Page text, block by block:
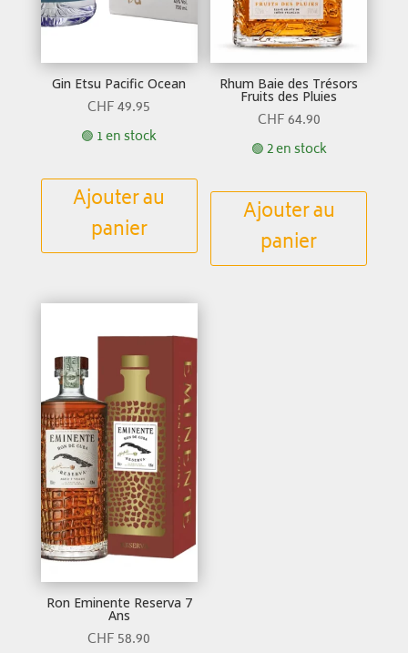
Gin Etsu Pacific Ocean
CHF49.95
🟢 1 en stock
Ajouter au
panier
Rhum Baie des Trésors
Fruits des Pluies
CHF64.90
🟢 2 en stock
Ajouter au
panier
Ron Eminente Reserva 7
Ans
CHF 58.90